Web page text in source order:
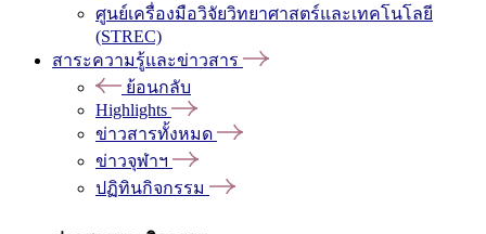
ศูนย์เครื่องมือวิจัยวิทยาศาสตร์และเทคโนโลยี
(STREC)
สาระความรู้และข่าวสาร
ย้อนกลับ
Highlights
ข่าวสารทั้งหมด
ข่าวจุฬาฯ
ปฏิทินกิจกรรม